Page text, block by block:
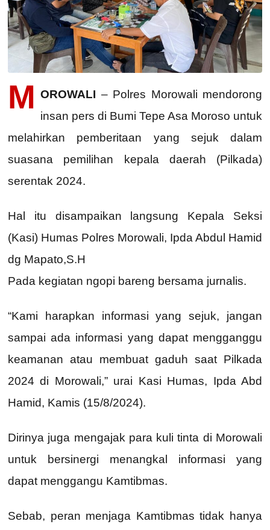
M OROWALI – Polres Morowali mendorong
insan pers di Bumi Tepe Asa Moroso untuk
melahirkan pemberitaan yang sejuk dalam
suasana pemilihan kepala daerah (Pilkada)
serentak 2024.
Hal itu disampaikan langsung Kepala Seksi
(Kasi) Humas Polres Morowali, Ipda Abdul Hamid
dg Mapato,S.H
Pada kegiatan ngopi bareng bersama jurnalis.
“Kami harapkan informasi yang sejuk, jangan
sampai ada informasi yang dapat mengganggu
keamanan atau membuat gaduh saat Pilkada
2024 di Morowali,” urai Kasi Humas, Ipda Abd
Hamid, Kamis (15/8/2024).
Dirinya juga mengajak para kuli tinta di Morowali
untuk bersinergi menangkal informasi yang
dapat menggangu Kamtibmas.
Sebab, peran menjaga Kamtibmas tidak hanya